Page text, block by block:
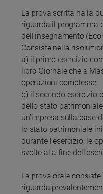
La prova scritta ha la
riguarda il programma
dell'insegnamento
Consiste nella
a) il primo esercizio
libro Giornale che a
operazioni complesse;
b) il secondo esercizio
dello stato
un’impresa sulla base
lo stato patrimoniale
durante l’esercizio; le
svolte alla fine
La prova orale
riguarda